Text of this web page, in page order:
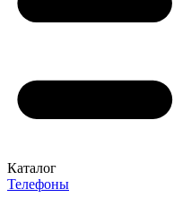
Каталог
Телефоны